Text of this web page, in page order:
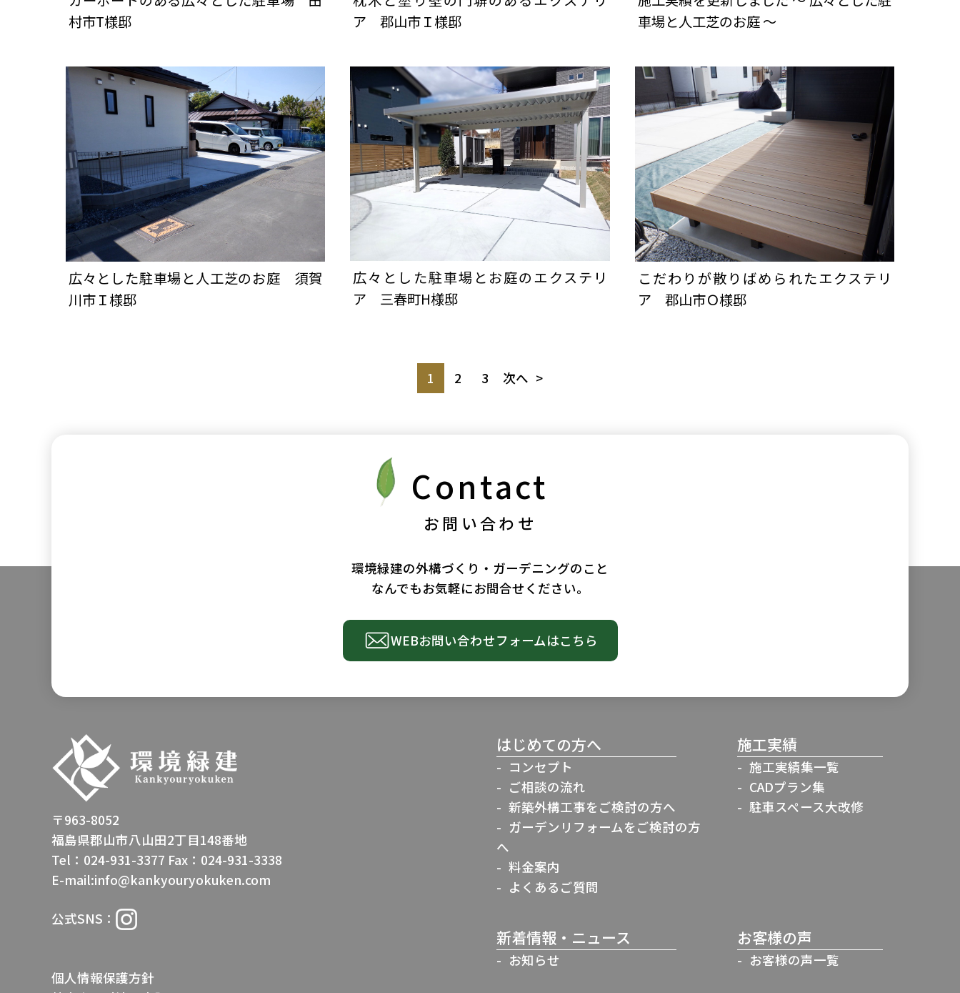
村市T様邸
ア 郡山市Ｉ様邸
車場と人工芝のお庭 ～
広々とした駐車場と人工芝のお庭 須賀
川市Ｉ様邸
広々とした駐車場とお庭のエクステリ
ア 三春町H様邸
こだわりが散りばめられたエクステリ
ア 郡山市Ｏ様邸
1 2 3 次へ
Contact
お問い合わせ
環境緑建の外構づくり・ガーデニングのこと
なんでもお気軽にお問合せください。
WEBお問い合わせフォームはこちら
〒963-8052
福島県郡山市八山田2丁目148番地
Tel：024-931-3377 Fax：024-931-3338
E-mail:info@kankyouryokuken.com
公式SNS：
個人情報保護方針
はじめての方へ
コンセプト
ご相談の流れ
新築外構工事をご検討の方へ
ガーデンリフォームをご検討の方
へ
料金案内
よくあるご質問
施工実績
施工実績集一覧
CADプラン集
駐車スペース大改修
新着情報・ニュース
お知らせ
お客様の声
お客様の声一覧